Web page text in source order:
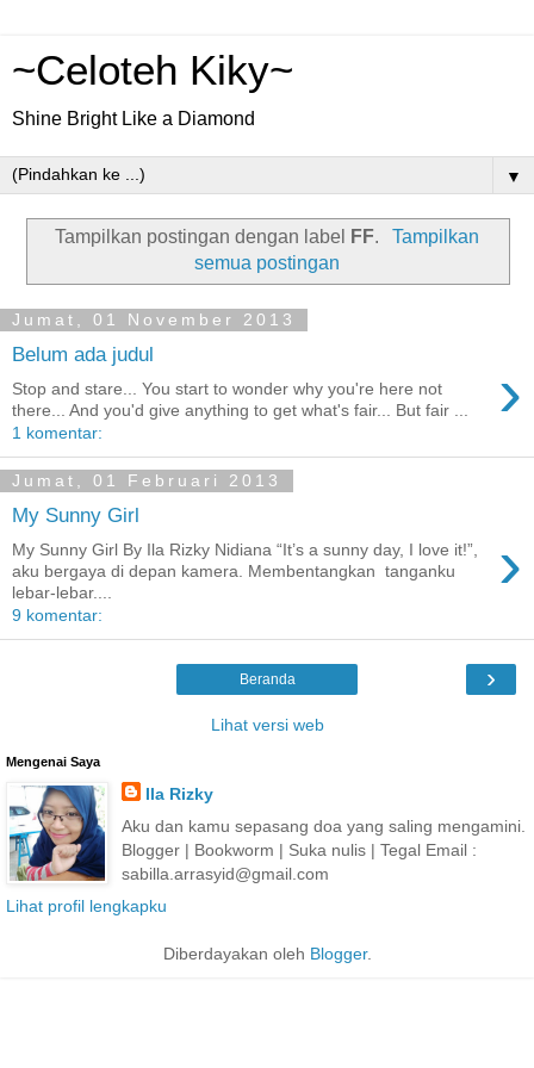
~Celoteh Kiky~
Shine Bright Like a Diamond
▼
Tampilkan postingan dengan label FF.
Tampilkan
semua postingan
Jumat, 01 November 2013
Belum ada judul ›
Stop and stare... You start to wonder why you're here not
there... And you'd give anything to get what's fair... But fair ...
1 komentar:
Jumat, 01 Februari 2013
My Sunny Girl
›
My Sunny Girl By Ila Rizky Nidiana “It’s a sunny day, I love it!”,
aku bergaya di depan kamera. Membentangkan tanganku
lebar-lebar....
9 komentar:
›
Beranda
Lihat versi web
Mengenai Saya
Ila Rizky
Aku dan kamu sepasang doa yang saling mengamini.
Blogger | Bookworm | Suka nulis | Tegal Email :
sabilla.arrasyid@gmail.com
Lihat profil lengkapku
Diberdayakan oleh Blogger.